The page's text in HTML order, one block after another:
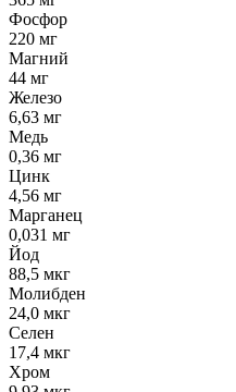
Фосфор
220 мг
Магний
44 мг
Железо
6,63 мг
Медь
0,36 мг
Цинк
4,56 мг
Марганец
0,031 мг
Йод
88,5 мкг
Молибден
24,0 мкг
Селен
17,4 мкг
Хром